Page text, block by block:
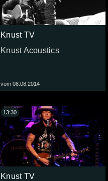
Knust TV
Knust Acoustics
vom 08.08.2014
Knust TV
13:30